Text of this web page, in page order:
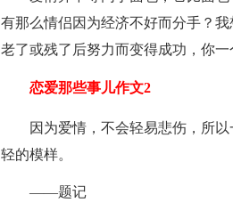
有那么情侣因为经济不好而分手？
老了或残了后努力而变得成功，你
恋爱那些事儿作文2
因为爱情，不会轻易悲伤，所
轻的模样。
——题记